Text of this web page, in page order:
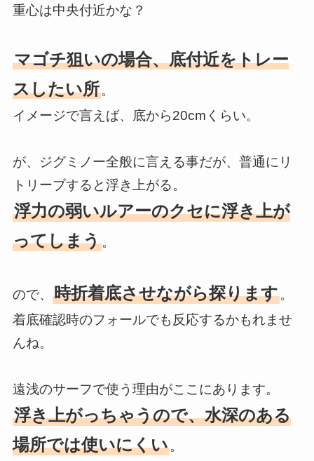
重心は中央付近かな？
マゴチ狙いの場合、底付近をトレー
スしたい所。
イメージで言えば、底から20cmくらい。
が、ジグミノー全般に言える事だが、普通にリ
トリーブすると浮き上がる。
浮力の弱いルアーのクセに浮き上が
ってしまう。
ので、 時折着底させながら探ります。
着底確認時のフォールでも反応するかもれませ
んね。
遠浅のサーフで使う理由がここにあります。
浮き上がっちゃうので、水深のある
場所では使いにくい。